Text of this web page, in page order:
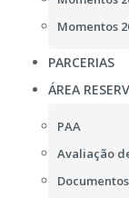
Momentos
PARCERIAS
ÁREA
PAA
Avaliação